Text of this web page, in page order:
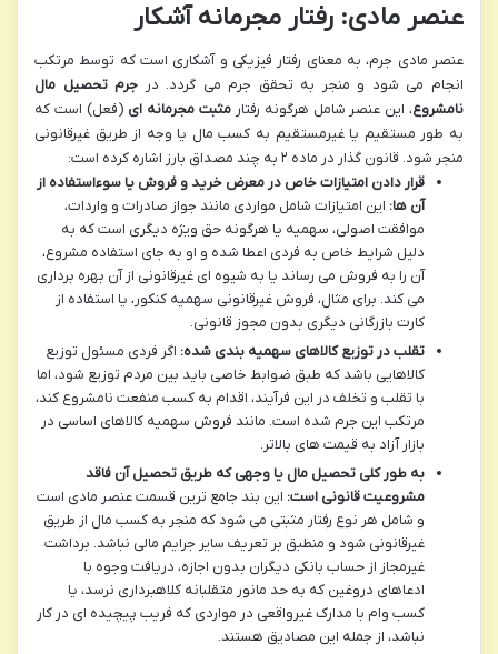
عنصر مادی: رفتار مجرمانه آشکار
عنصر مادی جرم، به معنای رفتار فیزیکی و آشکاری است که توسط مرتکب
انجام می شود و منجر به تحقق جرم می گردد. در جرم تحصیل مال
نامشروع، این عنصر شامل هرگونه رفتار مثبت مجرمانه ای (فعل) است که
به طور مستقیم یا غیرمستقیم به کسب مال یا وجه از طریق غیرقانونی
منجر شود. قانون گذار در ماده ۲ به چند مصداق بارز اشاره کرده است:
قرار دادن امتیازات خاص در معرض خرید و فروش یا سوءاستفاده از
آن ها: این امتیازات شامل مواردی مانند جواز صادرات و واردات،
موافقت اصولی، سهمیه یا هرگونه حق ویژه دیگری است که به
دلیل شرایط خاص به فردی اعطا شده و او به جای استفاده مشروع،
آن را به فروش می رساند یا به شیوه ای غیرقانونی از آن بهره برداری
می کند. برای مثال، فروش غیرقانونی سهمیه کنکور، یا استفاده از
کارت بازرگانی دیگری بدون مجوز قانونی.
تقلب در توزیع کالاهای سهمیه بندی شده: اگر فردی مسئول توزیع
کالاهایی باشد که طبق ضوابط خاصی باید بین مردم توزیع شود، اما
با تقلب و تخلف در این فرآیند، اقدام به کسب منفعت نامشروع کند،
مرتکب این جرم شده است. مانند فروش سهمیه کالاهای اساسی در
بازار آزاد به قیمت های بالاتر.
به طور کلی تحصیل مال یا وجهی که طریق تحصیل آن فاقد
مشروعیت قانونی است: این بند جامع ترین قسمت عنصر مادی است
و شامل هر نوع رفتار مثبتی می شود که منجر به کسب مال از طریق
غیرقانونی شود و منطبق بر تعریف سایر جرایم مالی نباشد. برداشت
غیرمجاز از حساب بانکی دیگران بدون اجازه، دریافت وجوه با
ادعاهای دروغین که به حد مانور متقلبانه کلاهبرداری نرسد، یا
کسب وام با مدارک غیرواقعی در مواردی که فریب پیچیده ای در کار
نباشد، از جمله این مصادیق هستند.